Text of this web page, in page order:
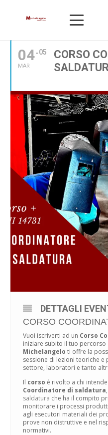
MARZO, 2025
04
MAR
05
CORSO
DETTAGLI
CORSO
Vuoi iscriverti ad un Corso
iniziare subito il tuo percorso
Michelangelo ti offre la
sessione di lezioni teoriche
settore, laboratori e tanto
Il corso è rivolto a chi
Coordinatore di saldatura
saldatura che ha il compito
monitorare i processi
agli esecutori materiali dei
prove non distruttive e nel
normativi.